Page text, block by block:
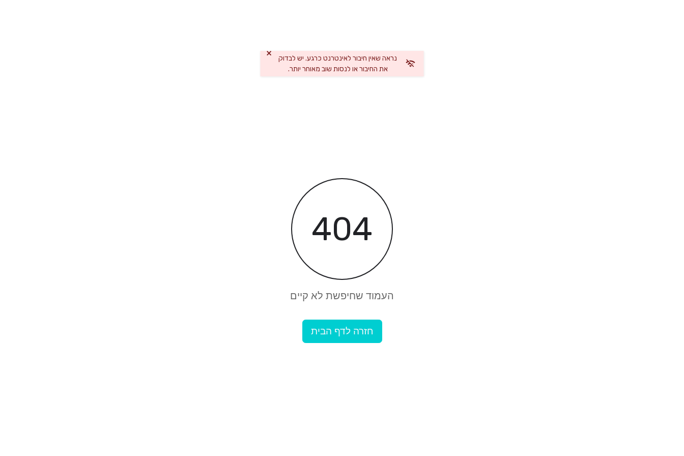
404
העמוד שחיפשת לא קיים
חזרה לדף הבית
נראה שאין חיבור לאינטרנט כרגע. יש לבדוק
את החיבור או לנסות שוב מאוחר יותר.
×